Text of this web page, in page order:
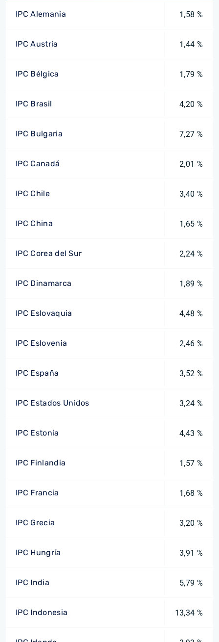
IPC Alemania 1,58 %
IPC Austria 1,44 %
IPC Bélgica 1,79 %
IPC Brasil 4,20 %
IPC Bulgaria 7,27 %
IPC Canadá 2,01 %
IPC Chile 3,40 %
IPC China 1,65 %
IPC Corea del Sur 2,24 %
IPC Dinamarca 1,89 %
IPC Eslovaquia 4,48 %
IPC Eslovenia 2,46 %
IPC España 3,52 %
IPC Estados Unidos 3,24 %
IPC Estonia 4,43 %
IPC Finlandia 1,57 %
IPC Francia 1,68 %
IPC Grecia 3,20 %
IPC Hungría 3,91 %
IPC India 5,79 %
IPC Indonesia 13,34 %